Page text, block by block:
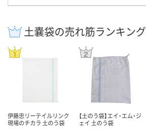
土嚢袋の売れ筋ランキング
伊藤忠リーテイルリンク
現場のチカラ 土のう袋
【土のう袋】エイ・エム・ジ
ェイ 土のう袋